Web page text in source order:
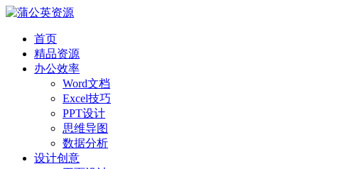
首页
精品资源
办公效率
Word文档
Excel技巧
PPT设计
思维导图
数据分析
设计创意